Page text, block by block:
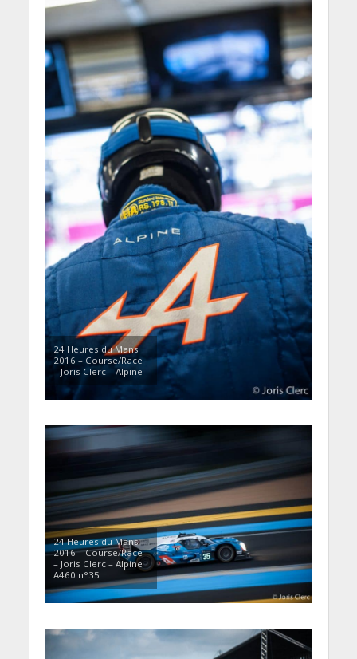
24 Heures du Mans
2016 – Course/Race
– Joris Clerc – Alpine
24 Heures du Mans
2016 – Course/Race
– Joris Clerc – Alpine
A460 n°35